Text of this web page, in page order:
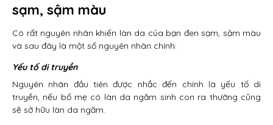
sạm, sậm màu
Có rất nguyên nhân khiến làn da của bạn đen sạm, sậm màu
và sau đây là một số nguyên nhân chính:
Yếu tố di truyền
Nguyên nhân đầu tiên được nhắc đến chính là yếu tố di
truyền, nếu bố mẹ có làn da ngăm sinh con ra thường cũng
sẽ sở hữu làn da ngăm.